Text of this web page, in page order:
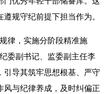
规守纪前提下担当作为。
，实施分阶段精准施
委副书记、监委副主任李
引导其筑牢思想根基、严守
风与纪律养成，及时纠偏正